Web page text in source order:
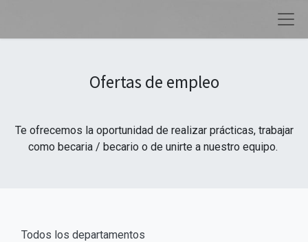
Ofertas de empleo
Te ofrecemos la oportunidad de realizar prácticas, trabajar
como becaria / becario o de unirte a nuestro equipo.
Todos los departamentos